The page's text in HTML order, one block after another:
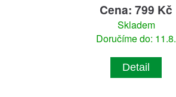
Cena: 799 Kč
Skladem
Doručíme do: 11.8.
Detail